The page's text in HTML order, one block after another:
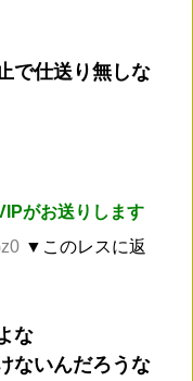
で仕送り無しな
がお送りします
▼このレスに返
な
ないんだろうな